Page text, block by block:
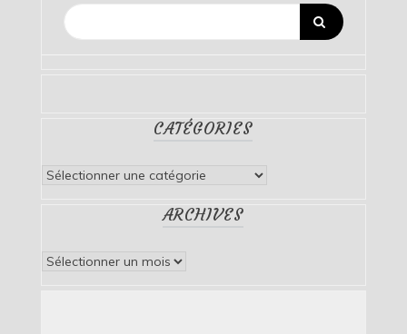
CATÉGORIES
Catégories
ARCHIVES
Archives